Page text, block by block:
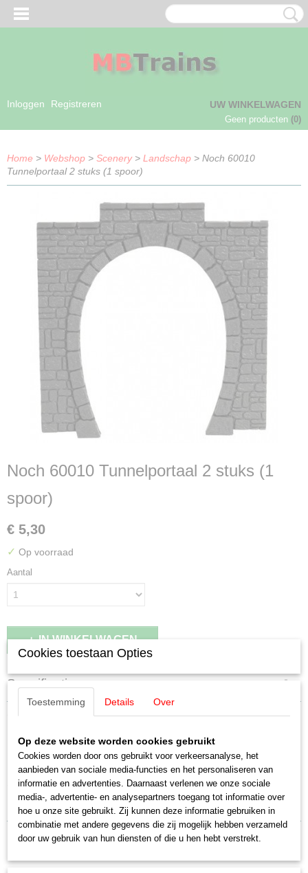
Inloggen Registreren UW WINKELWAGEN
Geen producten (0)
Home > Webshop > Scenery> Landschap > Noch 60010
Tunnelportaal 2 stuks (1 spoor)
Noch 60010 Tunnelportaal 2 stuks (1
spoor)
€ 5,30
✓ Op voorraad
Aantal
IN WINKELWAGEN
Specificaties
Productcode leverancier
60010
Schaal
H0 (1:87)
Staat
Nieuw
Omschrijving
Noch 60010 Tunnelportaal 2 stuks (1
spoor)
Portalen & tunnels 2 stuks, 1 spoor, 11 x 11 cm (kunststof) H0
Cookies toestaan Opties
Toestemming Details Over
Op deze website worden cookies gebruikt
Cookies worden door ons gebruikt voor verkeersanalyse, het
aanbieden van sociale media-functies en het personaliseren van
informatie en advertenties. Daarnaast verlenen we onze sociale
media-, advertentie- en analysepartners toegang tot informatie over
hoe u onze site gebruikt. Zij kunnen deze informatie gebruiken in
combinatie met andere gegevens die zij mogelijk hebben verzameld
door uw gebruik van hun diensten of die u hen hebt verstrekt.